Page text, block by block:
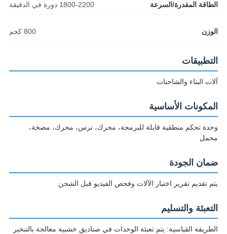
الطاقة المقدرة/السرعة 1800-2200 دورة في الدقيقة
الوزن 800 كجم
التطبيقات
آلات البناء والشاحنات
المكونات الأساسية
وحدة تحكم منطقية قابلة للبرمجة، محرك، ترس، محرك، مضخة،
محمل
ضمان الجودة
يتم تقديم تقرير اختبار الآلات وفحص الفيديو قبل الشحن
التعبئة والتسليم
الطريقة القياسية: يتم تعبئة الوحدات في صناديق خشبية معالجة بالتبخير